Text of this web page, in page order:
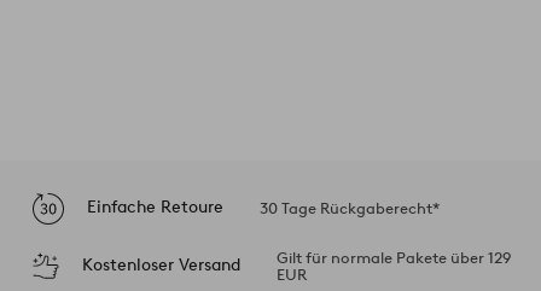
Einfache Retoure 30 Tage Rückgaberecht*
Kostenloser Versand
Gilt für normale Pakete über 129
EUR